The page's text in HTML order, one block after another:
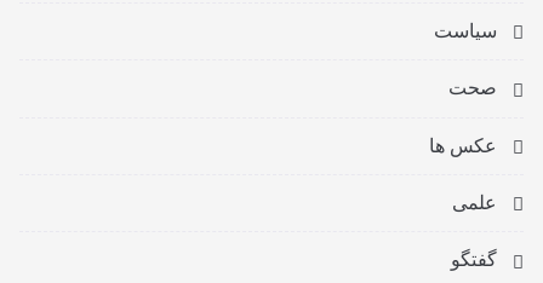
سیاست
صحت
عکس ها
علمی
گفتگو